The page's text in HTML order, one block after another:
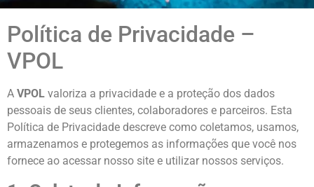
Política de Privacidade –
VPOL
A VPOL valoriza a privacidade e a proteção dos dados
pessoais de seus clientes, colaboradores e parceiros. Esta
Política de Privacidade descreve como coletamos, usamos,
armazenamos e protegemos as informações que você nos
fornece ao acessar nosso site e utilizar nossos serviços.